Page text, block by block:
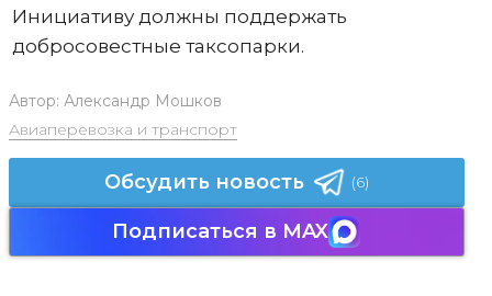
Инициативу должны поддержать
добросовестные таксопарки.
Автор: Александр Мошков
Авиаперевозка и транспорт
Обсудить новость (6)
Подписаться в MAX